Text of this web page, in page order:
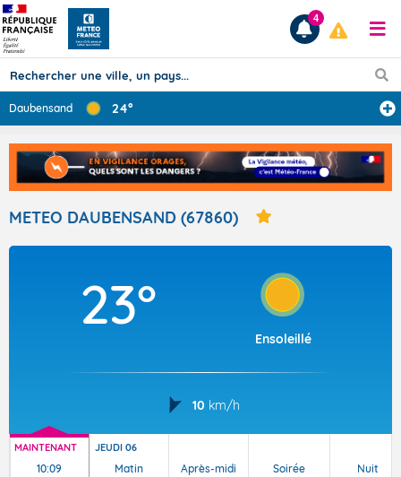
Prévisions
TOUS LES RÉSULTATS
Articles
4
Daubensand 24°
METEO DAUBENSAND (67860)
23°
Ensoleillé
10 km/h
MAINTENANT
10:09
JEUDI 06
Matin Après-midi Soirée Nuit